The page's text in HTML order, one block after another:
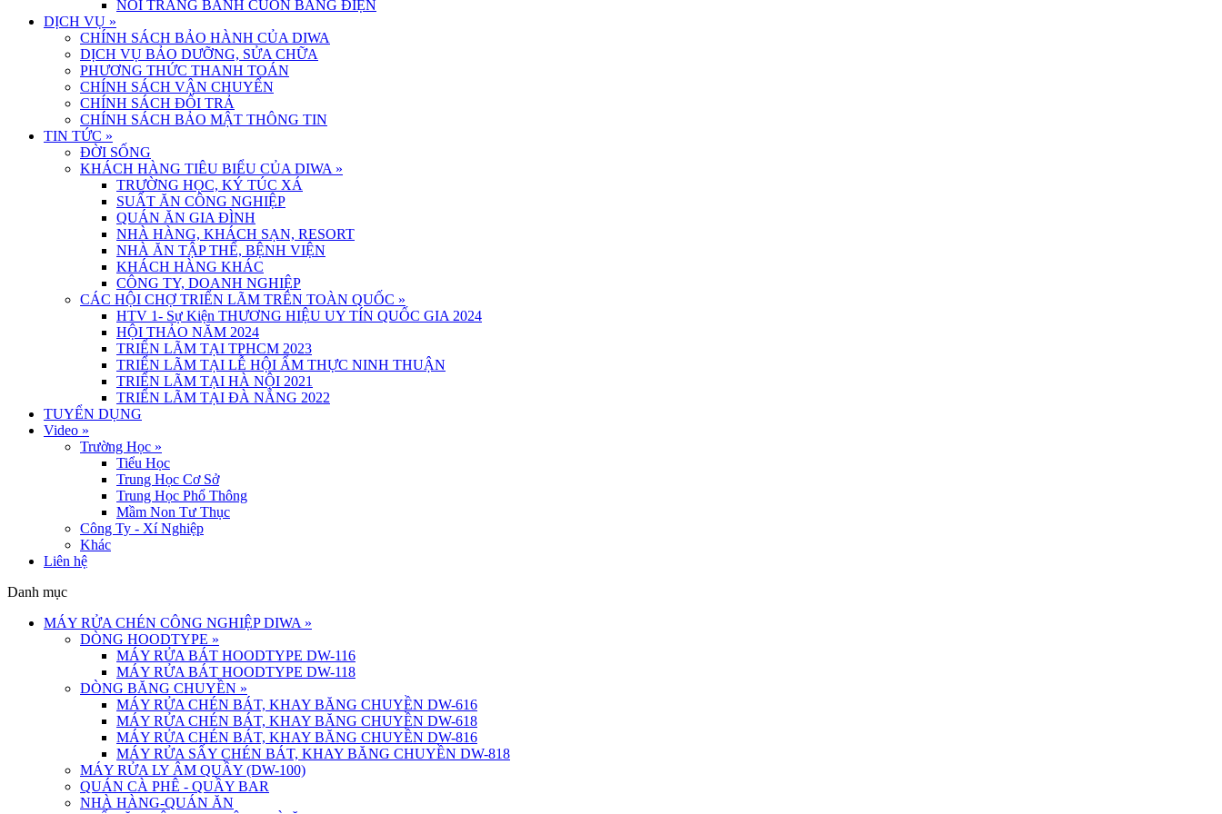
NỒI TRÁNG BÁNH CUỐN BẰNG ĐIỆN
DỊCH VỤ »
CHÍNH SÁCH BẢO HÀNH CỦA DIWA
DỊCH VỤ BẢO DƯỠNG, SỬA CHỮA
PHƯƠNG THỨC THANH TOÁN
CHÍNH SÁCH VẬN CHUYỂN
CHÍNH SÁCH ĐỔI TRẢ
CHÍNH SÁCH BẢO MẬT THÔNG TIN
TIN TỨC »
ĐỜI SỐNG
KHÁCH HÀNG TIÊU BIỂU CỦA DIWA »
TRƯỜNG HỌC, KÝ TÚC XÁ
SUẤT ĂN CÔNG NGHIỆP
QUÁN ĂN GIA ĐÌNH
NHÀ HÀNG, KHÁCH SẠN, RESORT
NHÀ ĂN TẬP THỂ, BỆNH VIỆN
KHÁCH HÀNG KHÁC
CÔNG TY, DOANH NGHIỆP
CÁC HỘI CHỢ TRIỂN LÃM TRÊN TOÀN QUỐC »
HTV 1- Sự Kiện THƯƠNG HIỆU UY TÍN QUỐC GIA 2024
HỘI THẢO NĂM 2024
TRIỂN LÃM TẠI TPHCM 2023
TRIỂN LÃM TẠI LỄ HỘI ẨM THỰC NINH THUẬN
TRIỂN LÃM TẠI HÀ NỘI 2021
TRIỂN LÃM TẠI ĐÀ NẴNG 2022
TUYỂN DỤNG
Video »
Trường Học »
Tiểu Học
Trung Học Cơ Sở
Trung Học Phổ Thông
Mầm Non Tư Thục
Công Ty - Xí Nghiệp
Khác
Liên hệ
Danh mục
MÁY RỬA CHÉN CÔNG NGHIỆP DIWA »
DÒNG HOODTYPE »
MÁY RỬA BÁT HOODTYPE DW-116
MÁY RỬA BÁT HOODTYPE DW-118
DÒNG BĂNG CHUYỀN »
MÁY RỬA CHÉN BÁT, KHAY BĂNG CHUYỀN DW-616
MÁY RỬA CHÉN BÁT, KHAY BĂNG CHUYỀN DW-618
MÁY RỬA CHÉN BÁT, KHAY BĂNG CHUYỀN DW-816
MÁY RỬA SẤY CHÉN BÁT, KHAY BĂNG CHUYỀN DW-818
MÁY RỬA LY ÂM QUẦY (DW-100)
QUÁN CÀ PHÊ - QUẦY BAR
NHÀ HÀNG-QUÁN ĂN